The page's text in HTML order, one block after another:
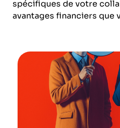
spécifiques de votre
avantages financiers que